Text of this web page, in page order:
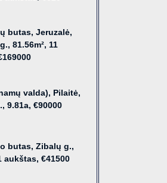
butas, Jeruzalė,
81.56m², 11
valda), Pilaitė,
9.81a, €90000
butas, Zibalų g.,
aukštas, €41500